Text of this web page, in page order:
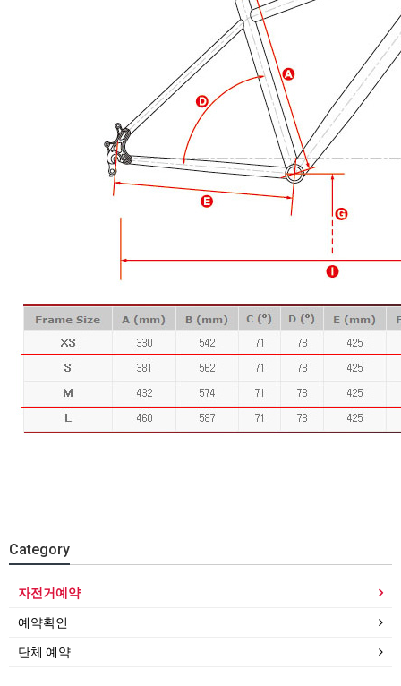
Category
자전거예약
예약확인
단체 예약